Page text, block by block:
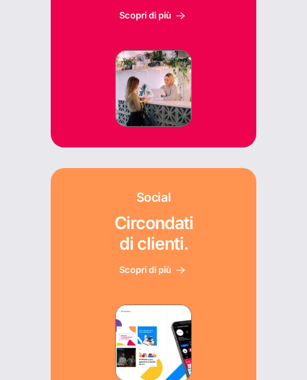
Scopri di più
Social
Circondati
di clienti.
Scopri di più